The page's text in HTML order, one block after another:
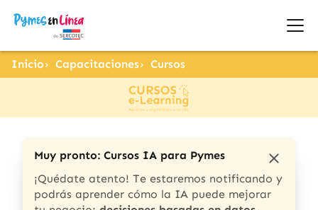
Inicio Capacitaciones Cursos
Muy pronto: Cursos IA para Pymes
¡Quédate atento! Te estaremos notificando y
podrás aprender cómo la IA puede mejorar